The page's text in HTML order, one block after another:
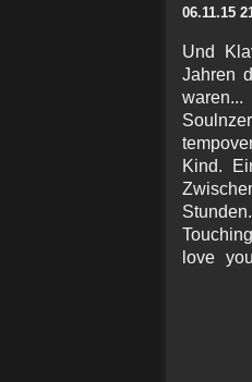
06.11.15
Und
Jahren
Kind.
love